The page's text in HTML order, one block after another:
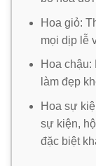
Hoa giỏ:
mọi dịp lễ
Hoa
làm đẹp
Hoa sự
sự kiện,
đặc biệt